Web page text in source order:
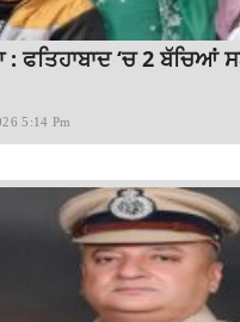
: ਫਤਿਹਾਬਾਦ ‘ਚ 2 ਬੱਚਿਆਂ
5:14 Pm